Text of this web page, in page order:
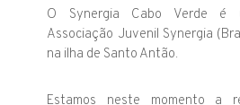
O Synergia Cabo Verde é
Associação Juvenil Synergia
na ilha de Santo Antão.
Estamos neste momento a